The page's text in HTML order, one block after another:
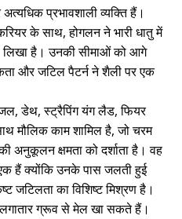
प्रभावशाली व्यक्ति हैं।
के साथ, होगलन ने भारी धातु में
लिखा है। उनकी सीमाओं को आगे
और जटिल पैटर्न ने शैली पर एक
डेथ, स्ट्रैपिंग यंग लैड, फियर
मौलिक काम शामिल है, जो चरम
अनुकूलन क्षमता को दर्शाता है। वह
हैं क्योंकि उनके पास जलती हुई
जटिलता का विशिष्ट मिश्रण है।
ग्रूव से मेल खा सकते हैं।